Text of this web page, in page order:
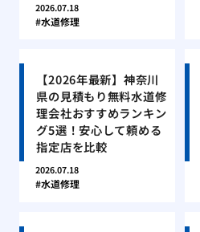
2026.07.18
水道修理
【2026年最新】神奈川
県の見積もり無料水道修
理会社おすすめランキン
グ5選！安心して頼める
指定店を比較
2026.07.18
水道修理